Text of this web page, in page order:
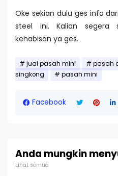
Oke sekian dulu ges info
steel ini. Kalian segera
kehabisan ya ges.
jual pasah mini pasah
singkong
pasah mini
Facebook
Anda mungkin
Lihat semua